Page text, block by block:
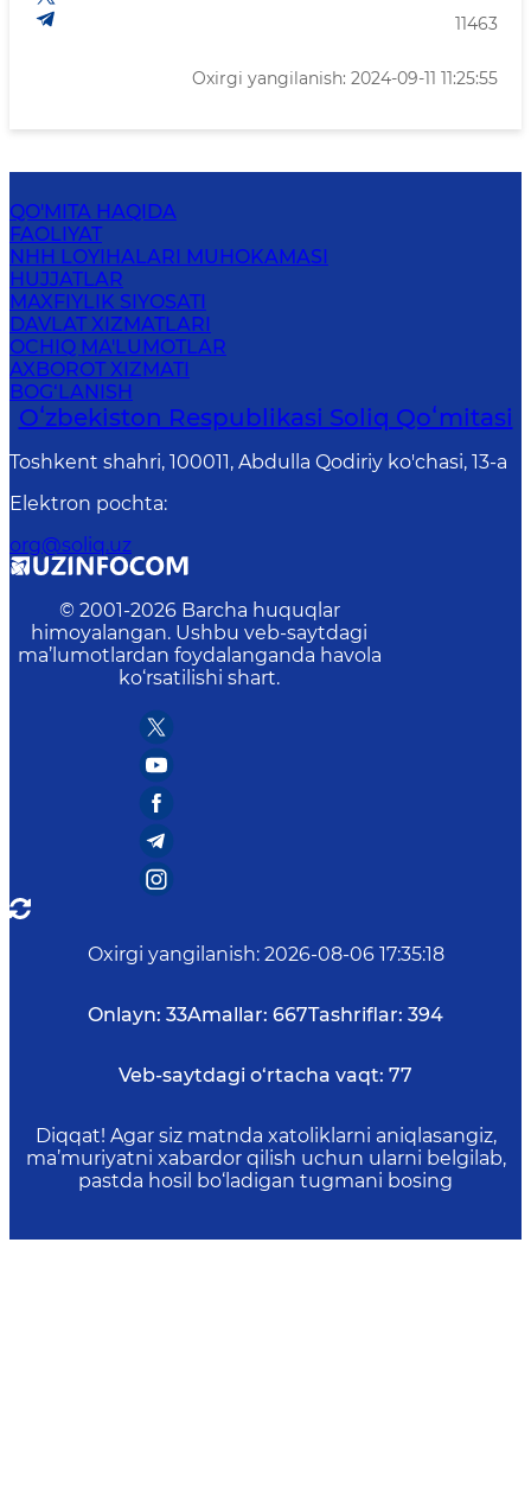
11463
Oxirgi yangilanish: 2024-09-11 11:25:55
QO'MITA HAQIDA
FAOLIYAT
NHH LOYIHALARI MUHOKAMASI
HUJJATLAR
MAXFIYLIK SIYOSATI
DAVLAT XIZMATLARI
OCHIQ MA'LUMOTLAR
AXBOROT XIZMATI
BOG‘LANISH
Oʻzbekiston Respublikasi Soliq Qoʻmitasi
Toshkent shahri, 100011, Abdulla Qodiriy ko'chasi, 13-a
Elektron pochta:
org@soliq.uz
© 2001-2026 Barcha huquqlar
himoyalangan. Ushbu veb-saytdagi
ma’lumotlardan foydalanganda havola
ko‘rsatilishi shart.
Oxirgi yangilanish: 2026-08-06 17:35:18
Onlayn: 33Amallar: 667Tashriflar: 394
Veb-saytdagi o‘rtacha vaqt: 77
Diqqat! Agar siz matnda xatoliklarni aniqlasangiz,
ma’muriyatni xabardor qilish uchun ularni belgilab,
pastda hosil bo‘ladigan tugmani bosing